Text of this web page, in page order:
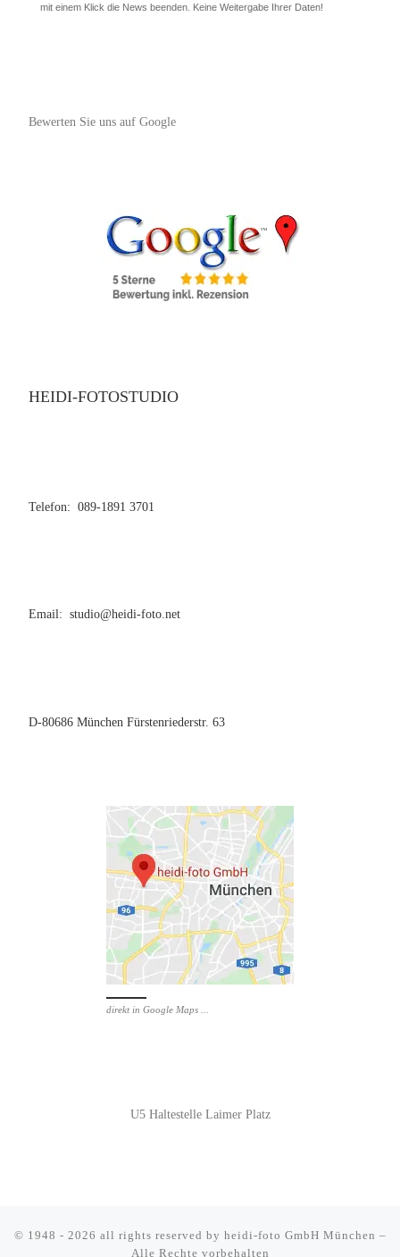
mit einem Klick die News beenden. Keine Weitergabe Ihrer Daten!
Bewerten Sie uns auf Google
HEIDI-FOTOSTUDIO
Telefon: 089-1891 3701
Email: studio@heidi-foto.net
D-80686 München Fürstenriederstr. 63
direkt in Google Maps ...
U5 Haltestelle Laimer Platz
© 1948 - 2026 all rights reserved by heidi-foto GmbH München –
Alle Rechte vorbehalten